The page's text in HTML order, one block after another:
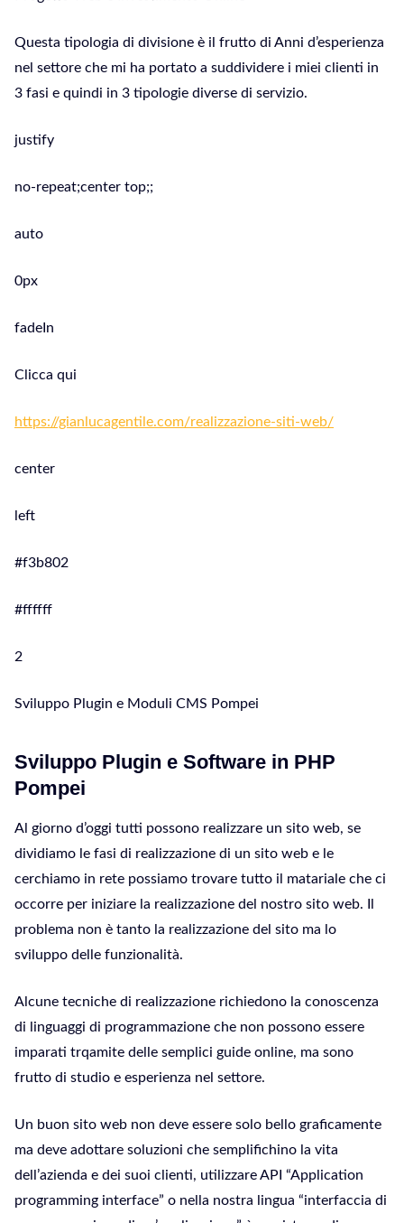
Questa tipologia di divisione è il frutto di Anni d’esperienza
nel settore che mi ha portato a suddividere i miei clienti in
3 fasi e quindi in 3 tipologie diverse di servizio.
justify
no-repeat;center top;;
auto
0px
fadeIn
Clicca qui
https://gianlucagentile.com/realizzazione-siti-web/
center
left
#f3b802
#ffffff
2
Sviluppo Plugin e Moduli CMS Pompei
Sviluppo Plugin e Software in PHP
Pompei
Al giorno d’oggi tutti possono realizzare un sito web, se
dividiamo le fasi di realizzazione di un sito web e le
cerchiamo in rete possiamo trovare tutto il matariale che ci
occorre per iniziare la realizzazione del nostro sito web. Il
problema non è tanto la realizzazione del sito ma lo
sviluppo delle funzionalità.
Alcune tecniche di realizzazione richiedono la conoscenza
di linguaggi di programmazione che non possono essere
imparati trqamite delle semplici guide online, ma sono
frutto di studio e esperienza nel settore.
Un buon sito web non deve essere solo bello graficamente
ma deve adottare soluzioni che semplifichino la vita
dell’azienda e dei suoi clienti, utilizzare API “Application
programming interface” o nella nostra lingua “interfaccia di